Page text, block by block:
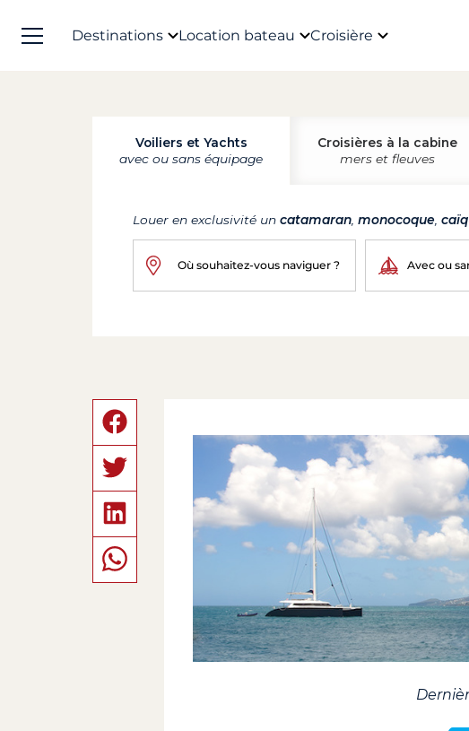
Destinations Location bateau Croisière
Voiliers et Yachts
avec ou sans équipage
Croisières à la cabine
mers et fleuves
Louer en exclusivité un catamaran monocoque